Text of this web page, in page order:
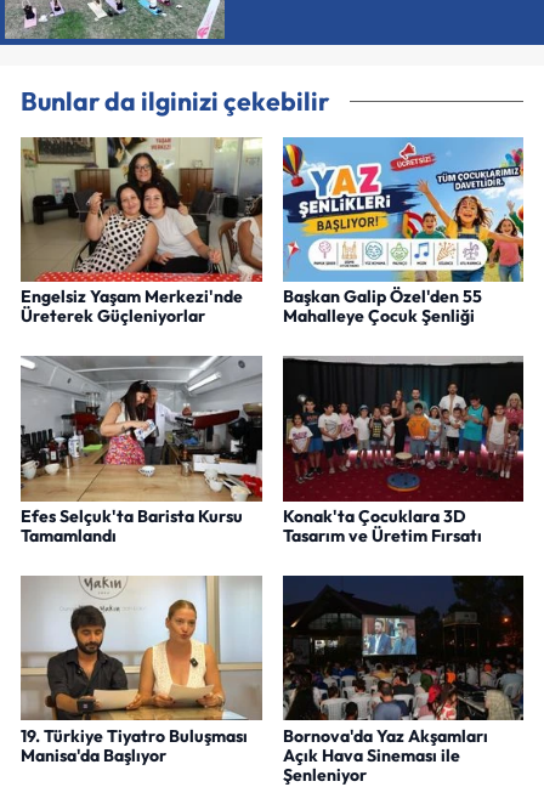
Bunlar da ilginizi çekebilir
Engelsiz Yaşam Merkezi'nde
Üreterek Güçleniyorlar
Başkan Galip Özel'den 55
Mahalleye Çocuk Şenliği
Efes Selçuk'ta Barista Kursu
Tamamlandı
Konak'ta Çocuklara 3D
Tasarım ve Üretim Fırsatı
19. Türkiye Tiyatro Buluşması
Manisa'da Başlıyor
Bornova'da Yaz Akşamları
Açık Hava Sineması ile
Şenleniyor